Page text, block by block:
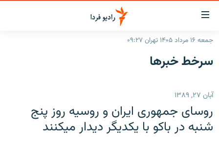
لینک‌های
قابلیت
دسترسی
بازگشت
اصلی
رفتن
صفحه
ایران
انتخاب کنید و بشنوید
پادکست
جمعه ۱۶ مرداد ۱۴۰۵ تهران ۰۹:۲۷
سرخط‌ خبرها
آبان ۲۷, ۱۳۸۹
روسای جمهوری ایران و روسیه روز پنج
شنبه در باکو با یکدیگر دیدار میکنند